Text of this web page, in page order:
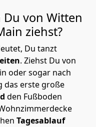
von Witten
ziehst?
Du tanzt
. Ziehst Du von
oder sogar nach
das erste große
den Fußboden
Tagesablauf